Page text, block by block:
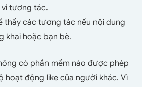
tương tác.
thấy các tương tác nếu nội dung
khai hoặc bạn bè.
có phần mềm nào được phép
hoạt động like của người khác. Vì